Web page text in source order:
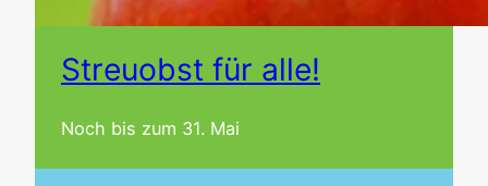
Streuobst für alle!
Noch bis zum 31. Mai